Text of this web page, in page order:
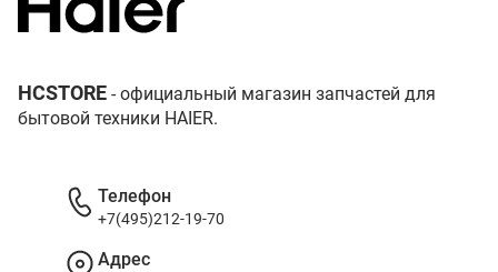
HCSTORE - официальный магазин запчастей для
бытовой техники HAIER.
Телефон
+7(495)212-19-70
Адрес